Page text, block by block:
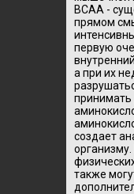
BCAA -
прямом
первую
а при их
принимать
создает
также